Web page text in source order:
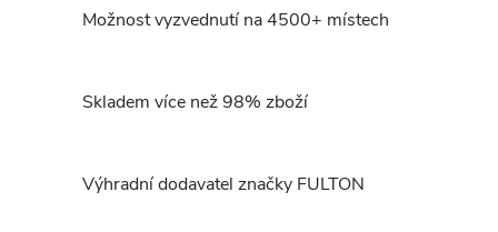
Možnost vyzvednutí na 4500+ místech
Skladem více než 98% zboží
Výhradní dodavatel značky FULTON